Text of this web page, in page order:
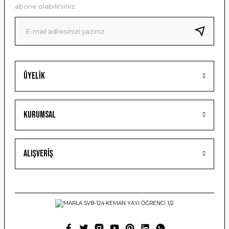
Ürün fiyatı diğer sitelerden daha pahalı.
Bu ürüne benzer farklı alternatifler olmalı.
Gönder
Üyelik
Kurumsal
Alışveriş
abone olabilirsiniz.